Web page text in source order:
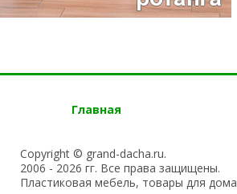
Главная
Copyright © grand-dacha.ru.
2006 - 2026 гг. Все права защищены.
Пластиковая мебель, товары для дома